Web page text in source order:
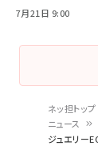
ネッ担トップ
ニュース
ジュエリー
7月21日 9:00